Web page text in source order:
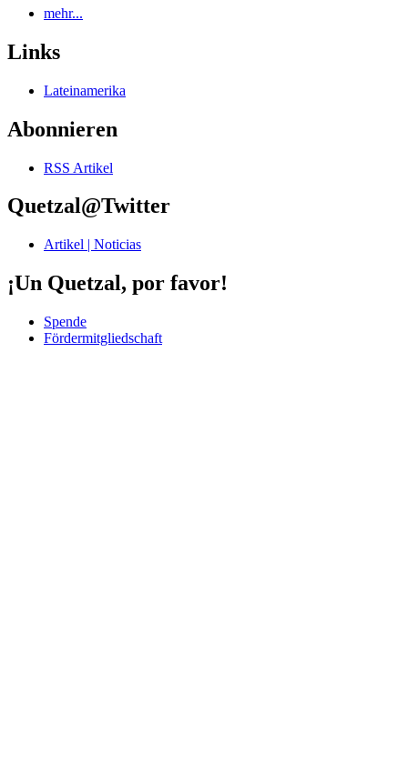
mehr...
Links
Lateinamerika
Abonnieren
RSS Artikel
Quetzal@Twitter
Artikel | Noticias
¡Un Quetzal, por favor!
Spende
Fördermitgliedschaft